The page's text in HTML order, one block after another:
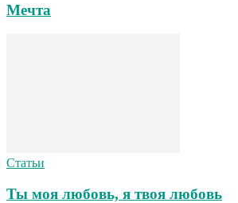
Мечта
Статьи
Ты моя любовь, я твоя любовь